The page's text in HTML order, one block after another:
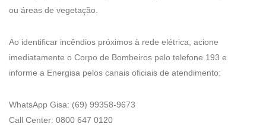
ou áreas de vegetação.
Ao identificar incêndios próximos à rede elétrica, acione
imediatamente o Corpo de Bombeiros pelo telefone 193 e
informe a Energisa pelos canais oficiais de atendimento:
WhatsApp Gisa: (69) 99358-9673
Call Center: 0800 647 0120